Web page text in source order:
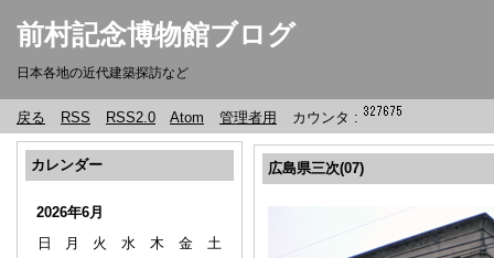
前村記念博物館ブログ
日本各地の近代建築探訪など
戻る RSS RSS2.0 Atom 管理者用 カウンタ :
カレンダー
2026年6月
日
月 火 水 木 金
土
広島県三次(07)